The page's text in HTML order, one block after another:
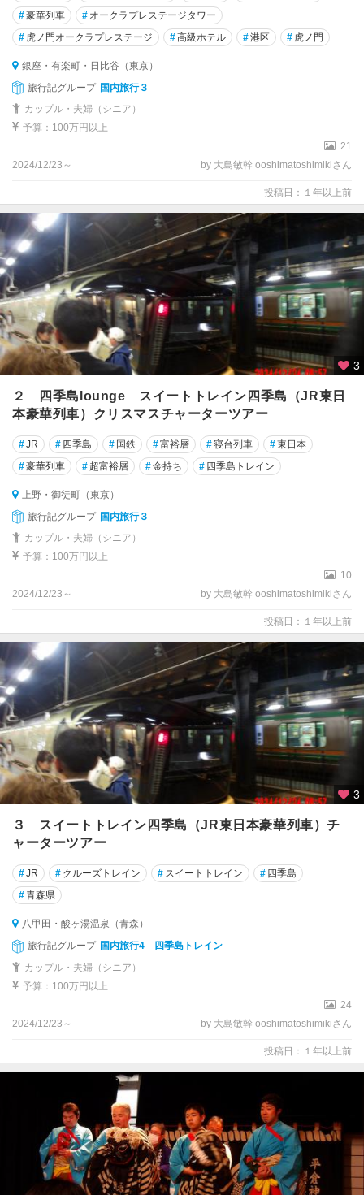
#豪華列車 # オークラプレステージタワー
# 虎ノ門オークラプレステージ #高級ホテル #港区 # 虎ノ門
銀座・有楽町・日比谷（東京）
旅行記グループ 国内旅行３
カップル・夫婦（シニア）
予算：100万円以上
21
2024/12/23～
by 大島敏幹 ooshimatoshimikiさん
投稿日：１年以上前
3
２ 四季島lounge スイートトレイン四季島（JR東日
本豪華列車）クリスマスチャーターツアー
#JR # 四季島 # 国鉄 #富裕層 #寝台列車 #東日本
#豪華列車 # 超富裕層 #金持ち # 四季島トレイン
上野・御徒町（東京）
旅行記グループ 国内旅行３
カップル・夫婦（シニア）
予算：100万円以上
10
2024/12/23～
by 大島敏幹 ooshimatoshimikiさん
投稿日：１年以上前
3
３ スイートトレイン四季島（JR東日本豪華列車）チ
ャーターツアー
#JR # クルーズトレイン # スイートトレイン # 四季島
#青森県
八甲田・酸ヶ湯温泉（青森）
旅行記グループ 国内旅行4 四季島トレイン
カップル・夫婦（シニア）
予算：100万円以上
24
2024/12/23～
by 大島敏幹 ooshimatoshimikiさん
投稿日：１年以上前